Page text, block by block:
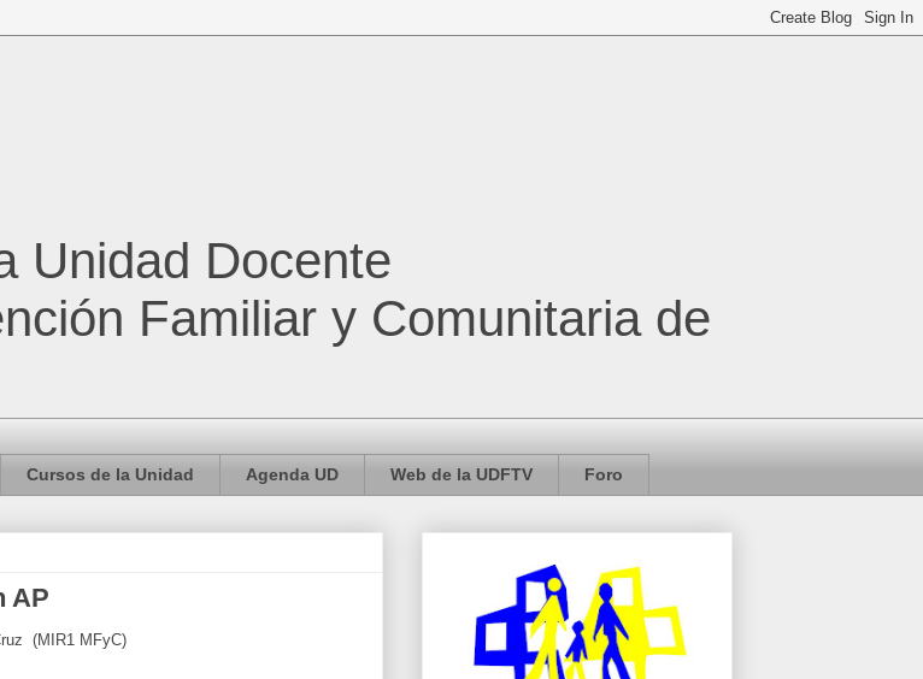
Unidad Docente
Familiar y Comunitaria de
Cursos de la Unidad Agenda UD Web de la UDFTV Foro
AP
(MIR1 MFyC)